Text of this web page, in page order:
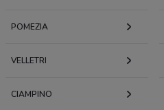
POMEZIA
VELLETRI
CIAMPINO